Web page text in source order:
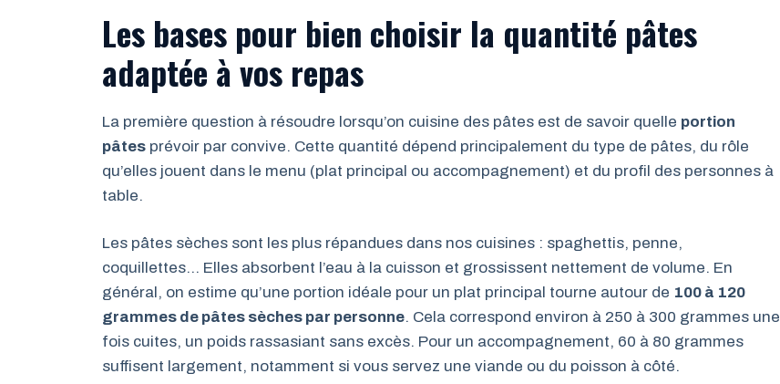
Les bases pour bien choisir la quantité pâtes
adaptée à vos repas
La première question à résoudre lorsqu’on cuisine des pâtes est de savoir quelle portion
pâtes prévoir par convive. Cette quantité dépend principalement du type de pâtes, du rôle
qu’elles jouent dans le menu (plat principal ou accompagnement) et du profil des personnes à
table.
Les pâtes sèches sont les plus répandues dans nos cuisines : spaghettis, penne,
coquillettes… Elles absorbent l’eau à la cuisson et grossissent nettement de volume. En
général, on estime qu’une portion idéale pour un plat principal tourne autour de 100 à 120
grammes de pâtes sèches par personne. Cela correspond environ à 250 à 300 grammes une
fois cuites, un poids rassasiant sans excès. Pour un accompagnement, 60 à 80 grammes
suffisent largement, notamment si vous servez une viande ou du poisson à côté.